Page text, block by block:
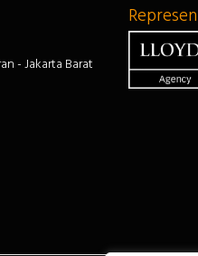
- Jakarta Barat